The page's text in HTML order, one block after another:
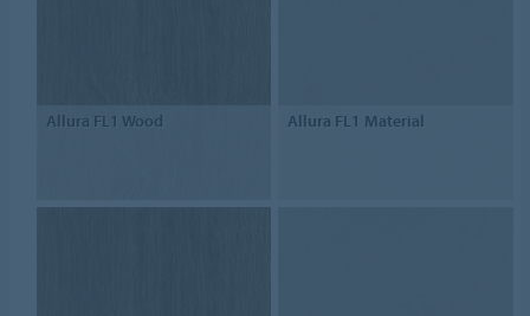
Allura FL1 Wood Allura FL1 Material